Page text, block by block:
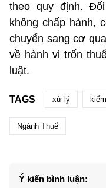
theo quy định.
không chấp hành,
chuyển sang cơ
về hành vi trốn
luật.
TAGS xử lý
Ngành Thuế
Ý kiến bình luận: